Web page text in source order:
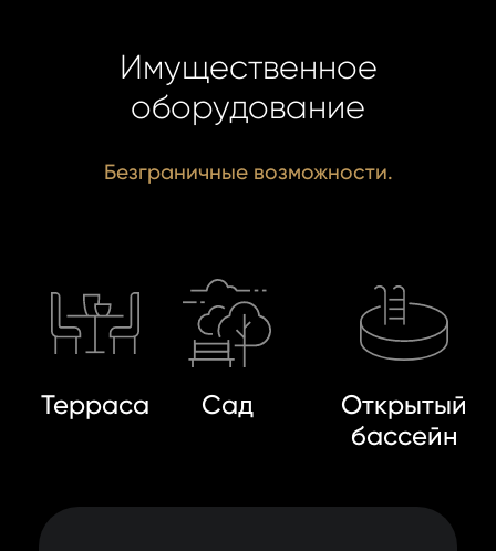
Имущественное
оборудование
Безграничные возможности.
Терраса Сад
Открытый
бассейн